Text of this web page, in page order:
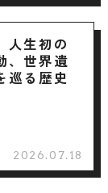
生初の
、世界遺
巡る歴史
2026.07.18